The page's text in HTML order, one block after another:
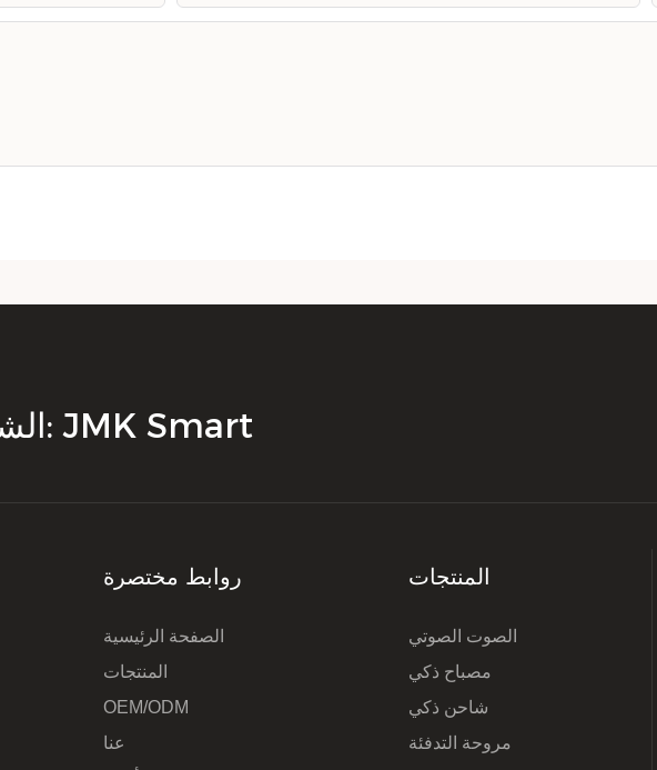
الشركة المصنعة المحترفة: JMK Smart
روابط مختصرة
الصفحة الرئيسية
المنتجات
OEM/ODM
عنا
المنتجات
الصوت الصوتي
مصباح ذكي
شاحن ذكي
مروحة التدفئة